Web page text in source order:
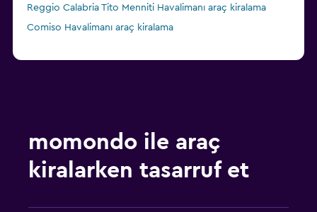
Reggio Calabria Tito Menniti Havalimanı araç kiralama
Comiso Havalimanı araç kiralama
momondo ile araç
kiralarken tasarruf et